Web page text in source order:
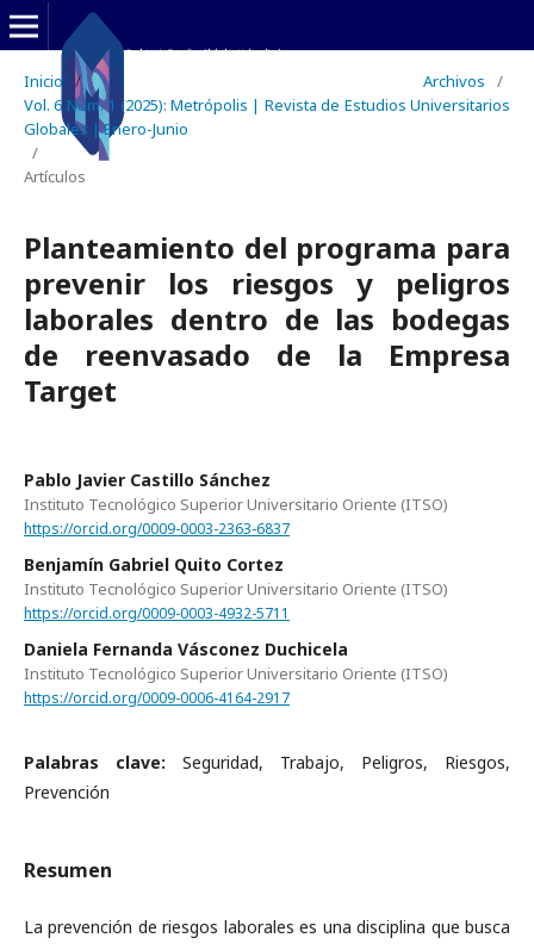
Inicio / Archivos
/
Vol. 6 Núm. 1 (2025): Metrópolis | Revista de Estudios Universitarios
Globales | Enero-Junio
/
Artículos
Planteamiento del programa para
prevenir los riesgos y peligros
laborales dentro de las bodegas
de reenvasado de la Empresa
Target
Pablo Javier Castillo Sánchez
Instituto Tecnológico Superior Universitario Oriente (ITSO)
https://orcid.org/0009-0003-2363-6837
Benjamín Gabriel Quito Cortez
Instituto Tecnológico Superior Universitario Oriente (ITSO)
https://orcid.org/0009-0003-4932-5711
Daniela Fernanda Vásconez Duchicela
Instituto Tecnológico Superior Universitario Oriente (ITSO)
https://orcid.org/0009-0006-4164-2917
Palabras clave: Seguridad, Trabajo, Peligros, Riesgos,
Prevención
Resumen
La prevención de riesgos laborales es una disciplina que busca